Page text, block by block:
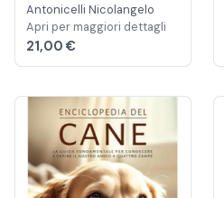
Antonicelli Nicolangelo
Apri per maggiori dettagli
21,00 €